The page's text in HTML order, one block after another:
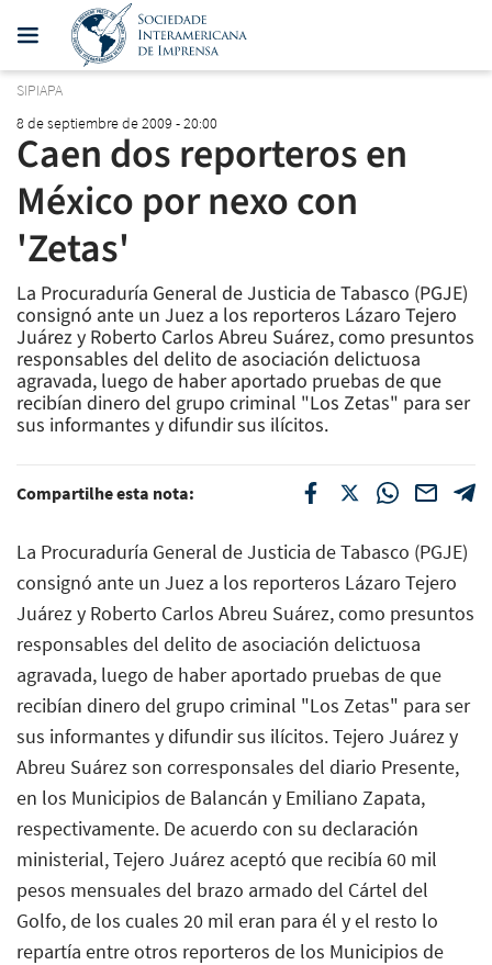
SIPIAPA
8 de septiembre de 2009 - 20:00
Caen dos reporteros en
México por nexo con
'Zetas'
La Procuraduría General de Justicia de Tabasco (PGJE)
consignó ante un Juez a los reporteros Lázaro Tejero
Juárez y Roberto Carlos Abreu Suárez, como presuntos
responsables del delito de asociación delictuosa
agravada, luego de haber aportado pruebas de que
recibían dinero del grupo criminal "Los Zetas" para ser
sus informantes y difundir sus ilícitos.
Compartilhe esta nota:
La Procuraduría General de Justicia de Tabasco (PGJE)
consignó ante un Juez a los reporteros Lázaro Tejero
Juárez y Roberto Carlos Abreu Suárez, como presuntos
responsables del delito de asociación delictuosa
agravada, luego de haber aportado pruebas de que
recibían dinero del grupo criminal "Los Zetas" para ser
sus informantes y difundir sus ilícitos. Tejero Juárez y
Abreu Suárez son corresponsales del diario Presente,
en los Municipios de Balancán y Emiliano Zapata,
respectivamente. De acuerdo con su declaración
ministerial, Tejero Juárez aceptó que recibía 60 mil
pesos mensuales del brazo armado del Cártel del
Golfo, de los cuales 20 mil eran para él y el resto lo
repartía entre otros reporteros de los Municipios de